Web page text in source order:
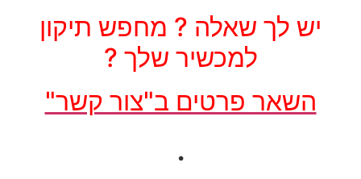
יש לך שאלה ? מחפש תיקון
למכשיר שלך ?
השאר פרטים ב"צור קשר"
.